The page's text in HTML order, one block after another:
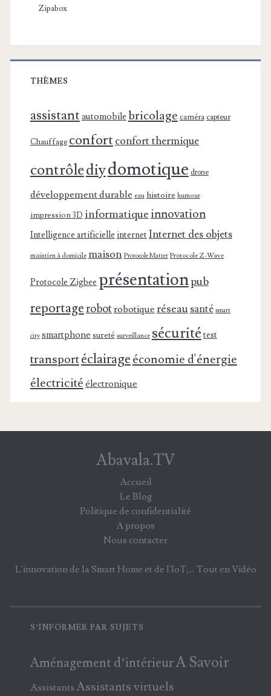
Zipabox
THÈMES
assistant automobile bricolage caméra capteur
Chauffage confortconfort thermique
contrôlediydomotique drone
développement durable eau histoire humour
impression 3D informatiqueinnovation
Intelligence artificielle internet Internet des objets
maintien à domicile maison Protocole Matter Protocole Z-Wave
Protocole Zigbee présentationpub
reportagerobotrobotique réseausanté smart
city smartphone sureté surveillance sécuritétest
transportéclairageéconomie d'énergie
électricité électronique
Abavala.TV
Accueil
Le Blog
Politique de confidentialité
A propos
Nous contacter
L'innovation de la Smart Home et de l'IoT,... Tout en Vidéo
S’INFORMER PAR SUJETS
Aménagement d’intérieurA Savoir
AssistantsAssistants virtuels